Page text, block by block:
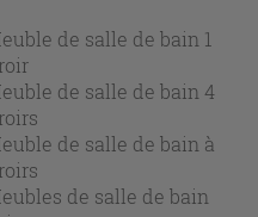
de salle de bain 1
de salle de bain 4
de salle de bain à
de salle de bain